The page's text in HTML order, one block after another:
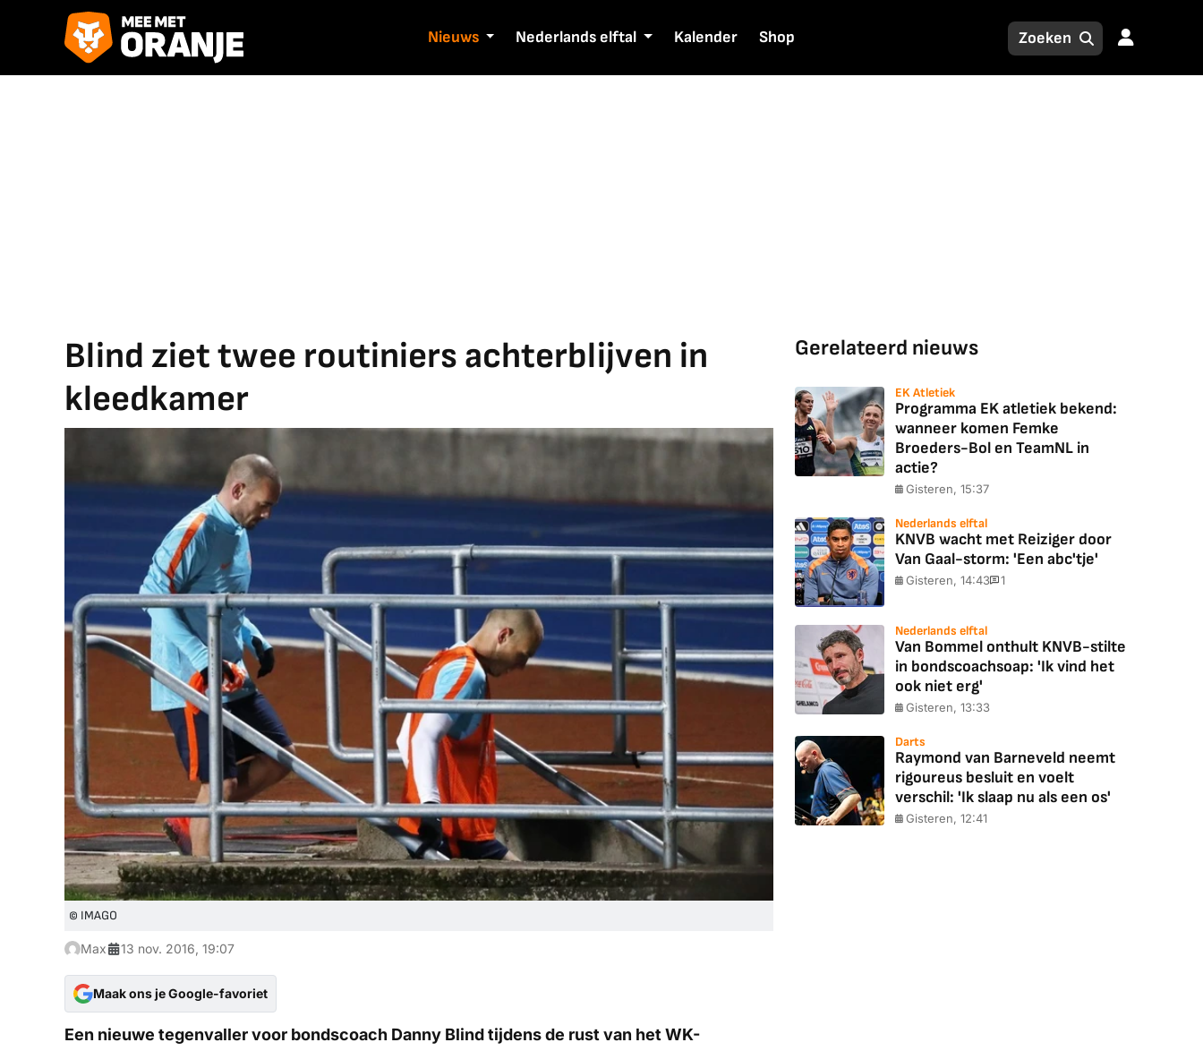
Nieuws Nederlands elftal Kalender Shop
Blind ziet twee routiniers achterblijven in
kleedkamer
© IMAGO
Max 13 nov. 2016, 19:07
Maak ons je Google-favoriet
Een nieuwe tegenvaller voor bondscoach Danny Blind tijdens de rust van het WK-
Gerelateerd nieuws
EK Atletiek
Programma EK atletiek bekend:
wanneer komen Femke
Broeders-Bol en TeamNL in
actie?
Gisteren, 15:37
Nederlands elftal
KNVB wacht met Reiziger door
Van Gaal-storm: 'Een abc'tje'
Gisteren, 14:43 1
Nederlands elftal
Van Bommel onthult KNVB-stilte
in bondscoachsoap: 'Ik vind het
ook niet erg'
Gisteren, 13:33
Darts
Raymond van Barneveld neemt
rigoureus besluit en voelt
verschil: 'Ik slaap nu als een os'
Gisteren, 12:41